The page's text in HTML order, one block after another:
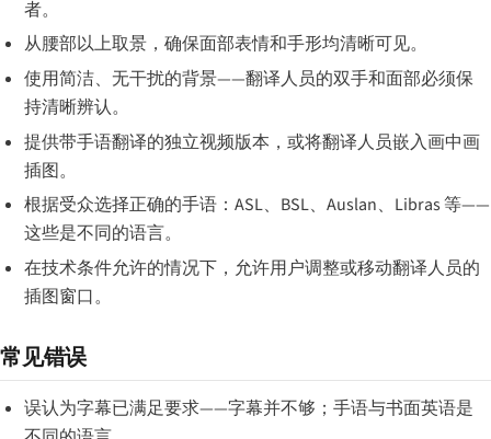
者。
从腰部以上取景，确保面部表情和手形均清晰可见。
使用简洁、无干扰的背景——翻译人员的双手和面部必须保
持清晰辨认。
提供带手语翻译的独立视频版本，或将翻译人员嵌入画中画
插图。
根据受众选择正确的手语：ASL、BSL、Auslan、Libras 等——
这些是不同的语言。
在技术条件允许的情况下，允许用户调整或移动翻译人员的
插图窗口。
常见错误
误认为字幕已满足要求——字幕并不够；手语与书面英语是